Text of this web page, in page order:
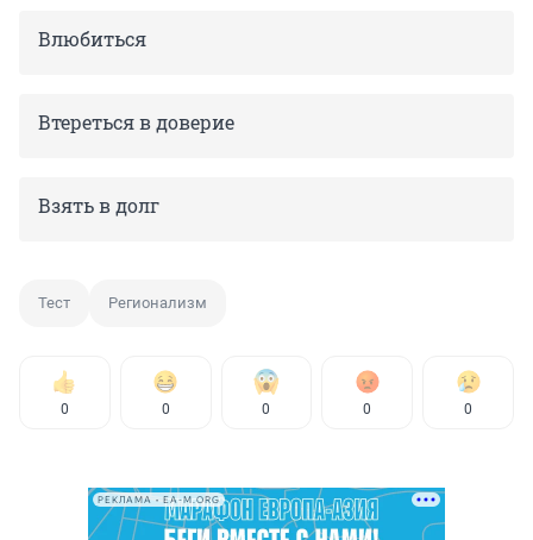
Влюбиться
Втереться в доверие
Взять в долг
Тест Регионализм
0 0 0 0 0
РЕКЛАМА • EA-M.ORG